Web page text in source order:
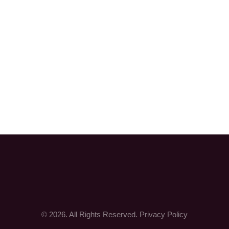
© 2026. All Rights Reserved. Privacy Policy